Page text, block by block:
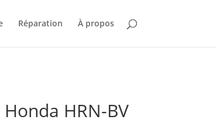
Réparation À propos
HRN-BV